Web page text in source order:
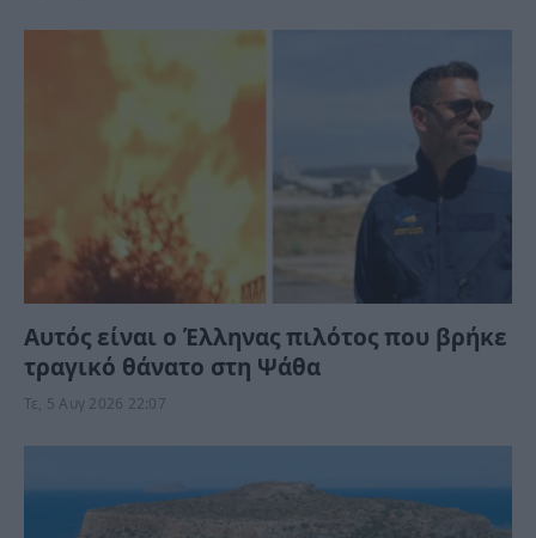
Αυτός είναι ο Έλληνας πιλότος που βρήκε
τραγικό θάνατο στη Ψάθα
Τε, 5 Αυγ 2026 22:07